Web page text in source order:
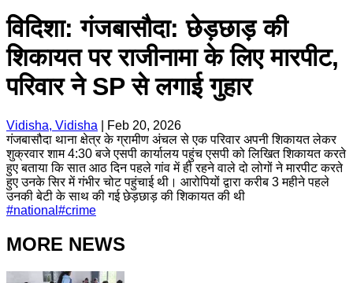
विदिशा: गंजबासौदा: छेड़छाड़ की
शिकायत पर राजीनामा के लिए मारपीट,
परिवार ने SP से लगाई गुहार
Vidisha, Vidisha
Feb 20, 2026
गंजबासौदा थाना क्षेत्र के ग्रामीण अंचल से एक परिवार अपनी शिकायत लेकर
शुक्रवार शाम 4:30 बजे एसपी कार्यालय पहुंच एसपी को लिखित शिकायत करते
हुए बताया कि सात आठ दिन पहले गांव में ही रहने वाले दो लोगों ने मारपीट करते
हुए उनके सिर में गंभीर चोट पहुंचाई थी। आरोपियों द्वारा करीब 3 महीने पहले
उनकी बेटी के साथ की गई छेड़छाड़ की शिकायत की थी
#national #crime
MORE NEWS